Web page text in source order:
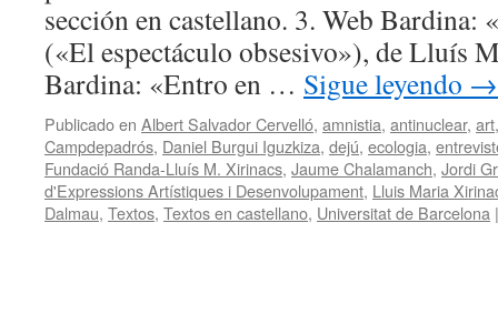
sección en castellano. 3. Web Bardina:
(«El espectáculo obsesivo»), de Lluís
Bardina: «Entro en … Sigue leyendo →
Publicado en Albert Salvador Cervelló, amnistia, antinuclear, art
Campdepadrós, Daniel Burgui Iguzkiza, dejú, ecologia,
Fundació Randa-Lluís M. Xirinacs, Jaume Chalamanch, Jordi
d'Expressions Artístiques i Desenvolupament, Lluis Maria
Dalmau, Textos, Textos en castellano, Universitat de Barcelona |